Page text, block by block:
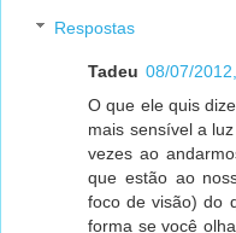
Respostas
Tadeu 08/07/
O que ele quis
mais sensível a
vezes ao
que estão ao
foco de visão) do
forma se você